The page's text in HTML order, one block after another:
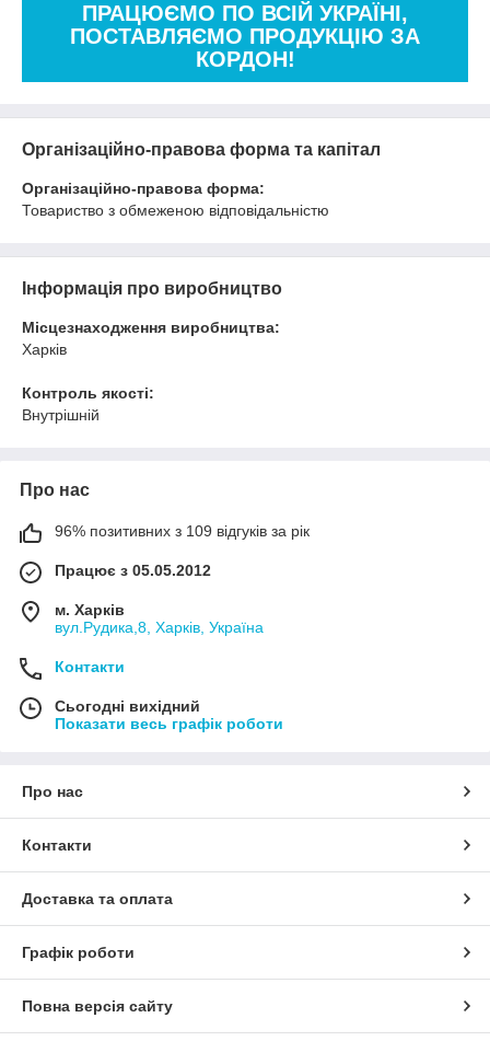
ПРАЦЮЄМО ПО ВСІЙ УКРАЇНІ,
ПОСТАВЛЯЄМО ПРОДУКЦІЮ ЗА
КОРДОН!
Організаційно-правова форма та капітал
Організаційно-правова форма:
Товариство з обмеженою відповідальністю
Інформація про виробництво
Місцезнаходження виробництва:
Харків
Контроль якості:
Внутрішній
Про нас
96% позитивних з 109 відгуків за рік
Працює з 05.05.2012
м. Харків
вул.Рудика,8, Харків, Україна
Контакти
Сьогодні вихідний
Показати весь графік роботи
Про нас
Контакти
Доставка та оплата
Графік роботи
Повна версія сайту